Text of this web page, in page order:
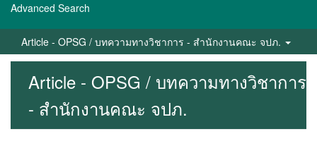
Advanced Search
Article - OPSG / บทความทางวิชาการ - สำนักงานคณะ จปภ.
Article - OPSG / บทความทางวิชาการ
- สำนักงานคณะ จปภ.